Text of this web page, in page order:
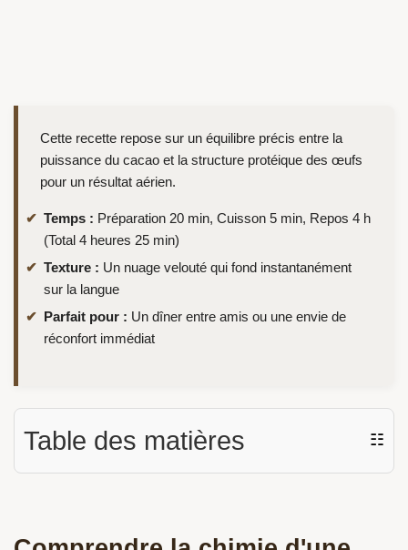
Cette recette repose sur un équilibre précis entre la
puissance du cacao et la structure protéique des œufs
pour un résultat aérien.
Temps : Préparation 20 min, Cuisson 5 min, Repos 4 h
(Total 4 heures 25 min)
Texture : Un nuage velouté qui fond instantanément
sur la langue
Parfait pour : Un dîner entre amis ou une envie de
réconfort immédiat
Table des matières ☷